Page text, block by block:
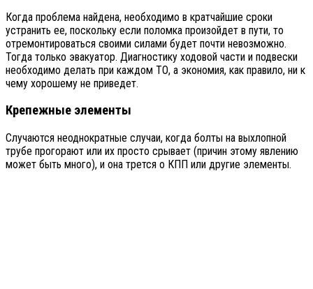
Когда проблема найдена, необходимо в кратчайшие сроки
устранить ее, поскольку если поломка произойдет в пути, то
отремонтироваться своими силами будет почти невозможно.
Тогда только эвакуатор. Диагностику ходовой части и подвески
необходимо делать при каждом ТО, а экономия, как правило, ни к
чему хорошему не приведет.
Крепежные элементы
Случаются неоднократные случаи, когда болты на выхлопной
трубе прогорают или их просто срывает (причин этому явлению
может быть много), и она трется о КПП или другие элементы.